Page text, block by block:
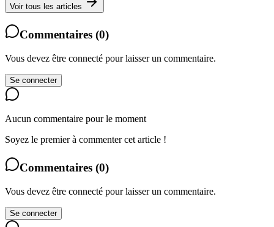
Voir tous les articles
Commentaires (0)
Vous devez être connecté pour laisser un commentaire.
Se connecter
Aucun commentaire pour le moment
Soyez le premier à commenter cet article !
Commentaires (0)
Vous devez être connecté pour laisser un commentaire.
Se connecter